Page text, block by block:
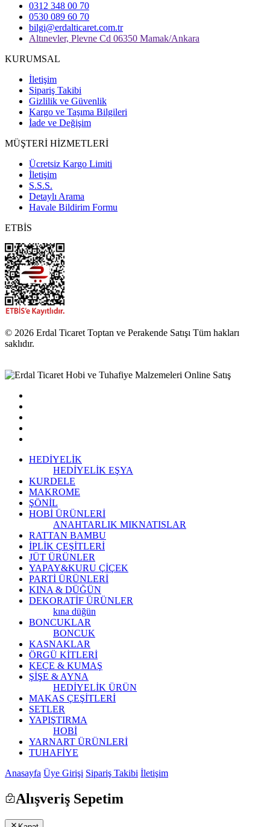
0312 348 00 70
0530 089 60 70
bilgi@erdalticaret.com.tr
Altınevler, Plevne Cd 06350 Mamak/Ankara
KURUMSAL
İletişim
Sipariş Takibi
Gizlilik ve Güvenlik
Kargo ve Taşıma Bilgileri
İade ve Değişim
MÜŞTERİ HİZMETLERİ
Ücretsiz Kargo Limiti
İletişim
S.S.S.
Detaylı Arama
Havale Bildirim Formu
ETBİS
© 2026 Erdal Ticaret Toptan ve Perakende Satışı Tüm hakları
saklıdır.
HEDİYELİK
HEDİYELİK EŞYA
KURDELE
MAKROME
ŞÖNİL
HOBİ ÜRÜNLERİ
ANAHTARLIK MIKNATISLAR
RATTAN BAMBU
İPLİK ÇEŞİTLERİ
JÜT ÜRÜNLER
YAPAY&KURU ÇİÇEK
PARTİ ÜRÜNLERİ
KINA & DÜĞÜN
DEKORATİF ÜRÜNLER
kına düğün
BONCUKLAR
BONCUK
KASNAKLAR
ÖRGÜ KİTLERİ
KEÇE & KUMAŞ
ŞİŞE & AYNA
HEDİYELİK ÜRÜN
MAKAS ÇEŞİTLERİ
SETLER
YAPIŞTIRMA
HOBİ
YARNART ÜRÜNLERİ
TUHAFİYE
Anasayfa Üye Girişi Sipariş Takibi İletişim
Alışveriş Sepetim